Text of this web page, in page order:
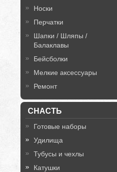
Носки
Перчатки
Шапки / Шляпы /
Балаклавы
Бейсболки
Мелкие аксессуары
Ремонт
СНАСТЬ
Готовые наборы
Удилища
Тубусы и чехлы
Катушки